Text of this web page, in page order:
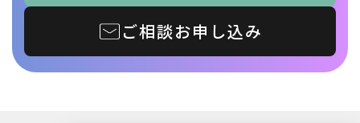
ご相談お申し込み